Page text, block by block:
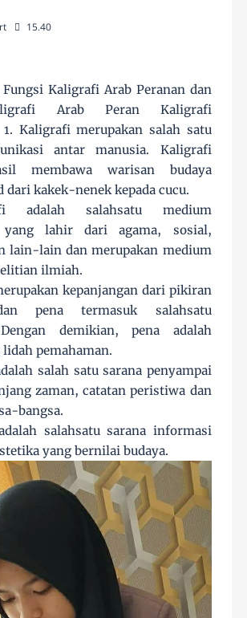
15.40
Fungsi Kaligrafi Arab Peranan dan
Arab Peran Kaligrafi
Kaligrafi merupakan salah satu
antar manusia. Kaligrafi
membawa warisan budaya
dari kakek-nenek kepada cucu.
adalah salahsatu medium
yang lahir dari agama, sosial,
lain-lain dan merupakan medium
ilmiah.
kepanjangan dari pikiran
pena termasuk salahsatu
demikian, pena adalah
pemahaman.
salah satu sarana penyampai
zaman, catatan peristiwa dan
bangsa.
salahsatu sarana informasi
yang bernilai budaya.